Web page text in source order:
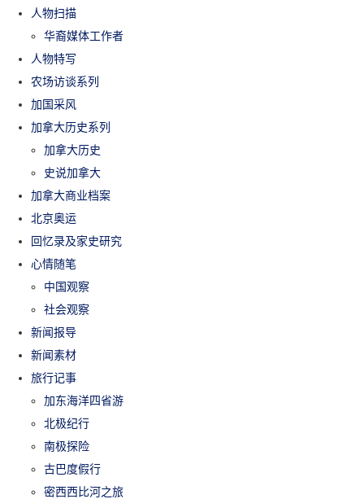
人物扫描
华裔媒体工作者
人物特写
农场访谈系列
加国采风
加拿大历史系列
加拿大历史
史说加拿大
加拿大商业档案
北京奥运
回忆录及家史研究
心情随笔
中国观察
社会观察
新闻报导
新闻素材
旅行记事
加东海洋四省游
北极纪行
南极探险
古巴度假行
密西西比河之旅